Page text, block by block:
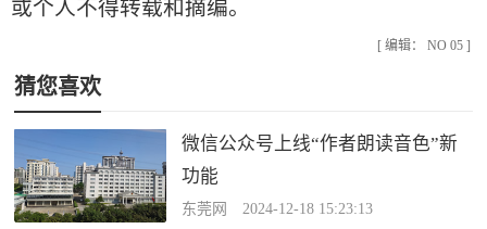
或个人不得转载和摘编。
[ 编辑： NO 05 ]
猜您喜欢
微信公众号上线“作者朗读音色”新
功能
东莞网 2024-12-18 15:23:13